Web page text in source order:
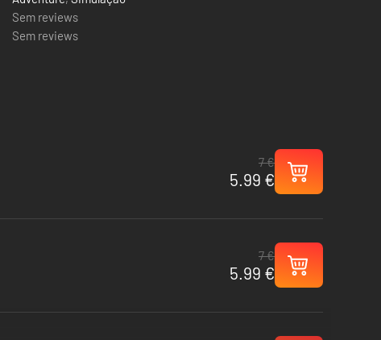
Sem reviews
Sem reviews
7 €
5.99 €
7 €
5.99 €